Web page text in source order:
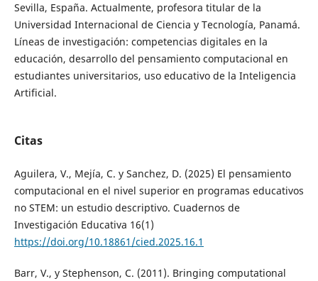
Sevilla, España. Actualmente, profesora titular de la
Universidad Internacional de Ciencia y Tecnología, Panamá.
Líneas de investigación: competencias digitales en la
educación, desarrollo del pensamiento computacional en
estudiantes universitarios, uso educativo de la Inteligencia
Artificial.
Citas
Aguilera, V., Mejía, C. y Sanchez, D. (2025) El pensamiento
computacional en el nivel superior en programas educativos
no STEM: un estudio descriptivo. Cuadernos de
Investigación Educativa 16(1)
https://doi.org/10.18861/cied.2025.16.1
Barr, V., y Stephenson, C. (2011). Bringing computational